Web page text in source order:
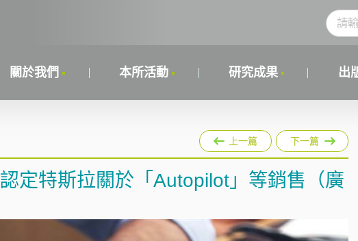
關於我們 本所活動 研究成果 出
上一篇 下一篇
定特斯拉關於「Autopilot」等銷售（廣